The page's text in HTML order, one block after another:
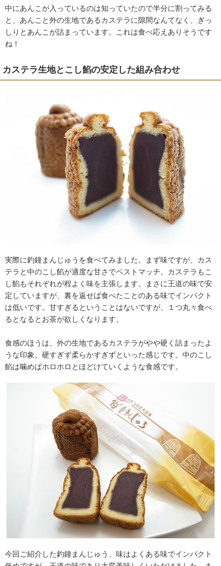
中にあんこが入っているのは知っていたので半分に割ってみる
と、あんこと外の生地であるカステラに隙間なんてなく、ぎっ
しりとあんこが詰まっています。これは食べ応えありそうです
ね！
カステラ生地とこし餡の安定した組み合わせ
実際に釣鐘まんじゅうを食べてみました。まず味ですが、カス
テラと中のこし餡が適度な甘さでベストマッチ。カステラもこ
し餡もそれぞれが程よく味を主張します。まさに王道の味で安
定していますが、裏を返せば食べたことのある味でインパクト
は低いです。甘すぎるということはないですが、１つ丸々食べ
るとなるとお茶が欲しくなります。
食感のほうは、外の生地であるカステラがやや硬く詰まったよ
うな印象。硬すぎず柔らかすぎずといった感じです。中のこし
餡は噛めばホロホロとほどけていくような食感です。
今回ご紹介した釣鐘まんじゅう、味はよくある味でインパクト